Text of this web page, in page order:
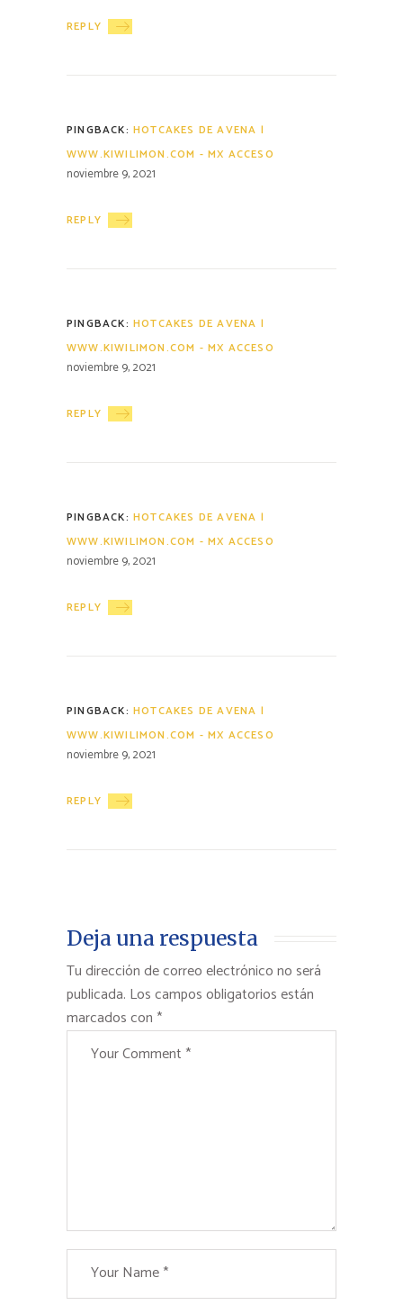
REPLY
PINGBACK: HOTCAKES DE AVENA |
WWW.KIWILIMON.COM - MX ACCESO
noviembre 9, 2021
REPLY
PINGBACK: HOTCAKES DE AVENA |
WWW.KIWILIMON.COM - MX ACCESO
noviembre 9, 2021
REPLY
PINGBACK: HOTCAKES DE AVENA |
WWW.KIWILIMON.COM - MX ACCESO
noviembre 9, 2021
REPLY
PINGBACK: HOTCAKES DE AVENA |
WWW.KIWILIMON.COM - MX ACCESO
noviembre 9, 2021
REPLY
Deja una respuesta
Tu dirección de correo electrónico no será
publicada. Los campos obligatorios están
marcados con *